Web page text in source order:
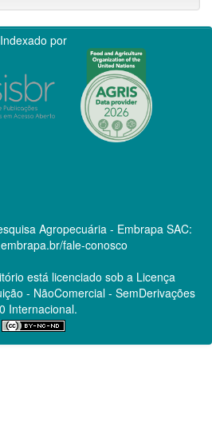
Indexado por
Agropecuária - Embrapa SAC:
fale-conosco
está licenciado sob a Licença
- NãoComercial - SemDerivações
Internacional.